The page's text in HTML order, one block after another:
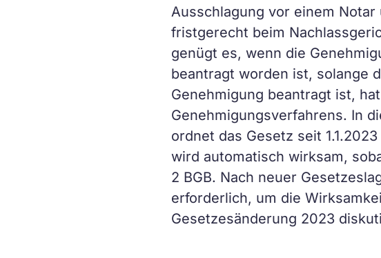
Ausschlagung vor einem
fristgerecht beim
genügt es, wenn die
beantragt worden ist, solange
Genehmigung beantragt ist,
Genehmigungsverfahrens. In
ordnet das Gesetz seit
wird automatisch wirksam,
2 BGB. Nach neuer
erforderlich, um die
Gesetzesänderung 2023